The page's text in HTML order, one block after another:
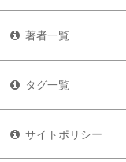
著者一覧
タグ一覧
サイトポリシー